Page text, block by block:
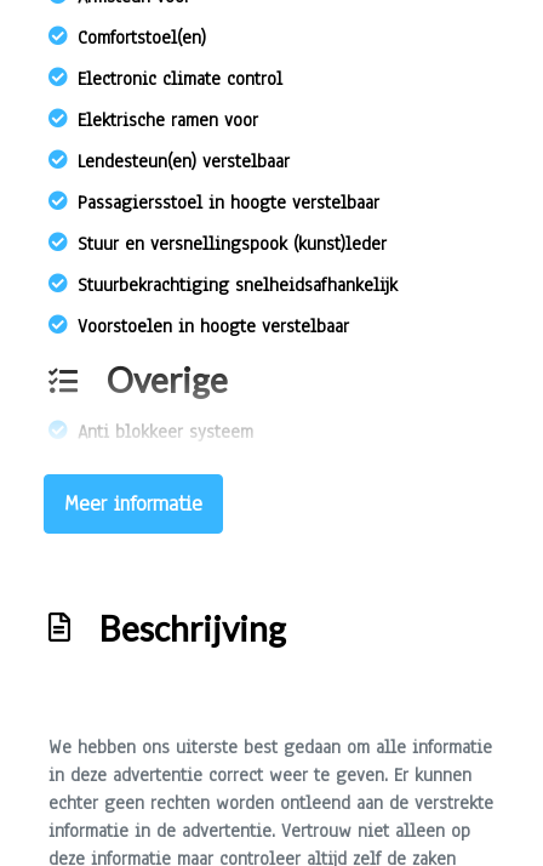
Comfortstoel(en)
Electronic climate control
Elektrische ramen voor
Lendesteun(en) verstelbaar
Passagiersstoel in hoogte verstelbaar
Stuur en versnellingspook (kunst)leder
Stuurbekrachtiging snelheidsafhankelijk
Voorstoelen in hoogte verstelbaar
Overige
Anti blokkeer systeem
Anti doorslip regeling
Bestuurdersairbag
Hoofd airbag(s) achter
Passagiersairbag
Zij airbag(s) voor
Exterieur
Meer informatie
Beschrijving
We hebben ons uiterste best gedaan om alle informatie
in deze advertentie correct weer te geven. Er kunnen
echter geen rechten worden ontleend aan de verstrekte
informatie in de advertentie. Vertrouw niet alleen op
deze informatie maar controleer altijd zelf de zaken